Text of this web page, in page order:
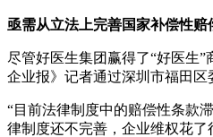
亟需从立法上完善国家补偿性赔
尽管好医生集团赢得了“好医生
企业报》记者通过深圳市福田区
“目前法律制度中的赔偿性条款
律制度还不完善，企业维权花